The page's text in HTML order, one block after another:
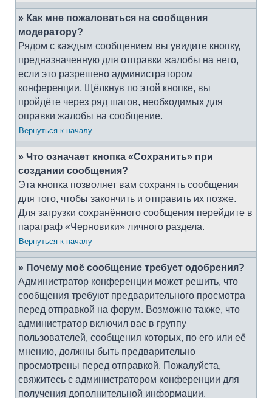
» Как мне пожаловаться на сообщения
модератору?
Рядом с каждым сообщением вы увидите кнопку,
предназначенную для отправки жалобы на него,
если это разрешено администратором
конференции. Щёлкнув по этой кнопке, вы
пройдёте через ряд шагов, необходимых для
оправки жалобы на сообщение.
Вернуться к началу
» Что означает кнопка «Сохранить» при
создании сообщения?
Эта кнопка позволяет вам сохранять сообщения
для того, чтобы закончить и отправить их позже.
Для загрузки сохранённого сообщения перейдите в
параграф «Черновики» личного раздела.
Вернуться к началу
» Почему моё сообщение требует одобрения?
Администратор конференции может решить, что
сообщения требуют предварительного просмотра
перед отправкой на форум. Возможно также, что
администратор включил вас в группу
пользователей, сообщения которых, по его или её
мнению, должны быть предварительно
просмотрены перед отправкой. Пожалуйста,
свяжитесь с администратором конференции для
получения дополнительной информации.